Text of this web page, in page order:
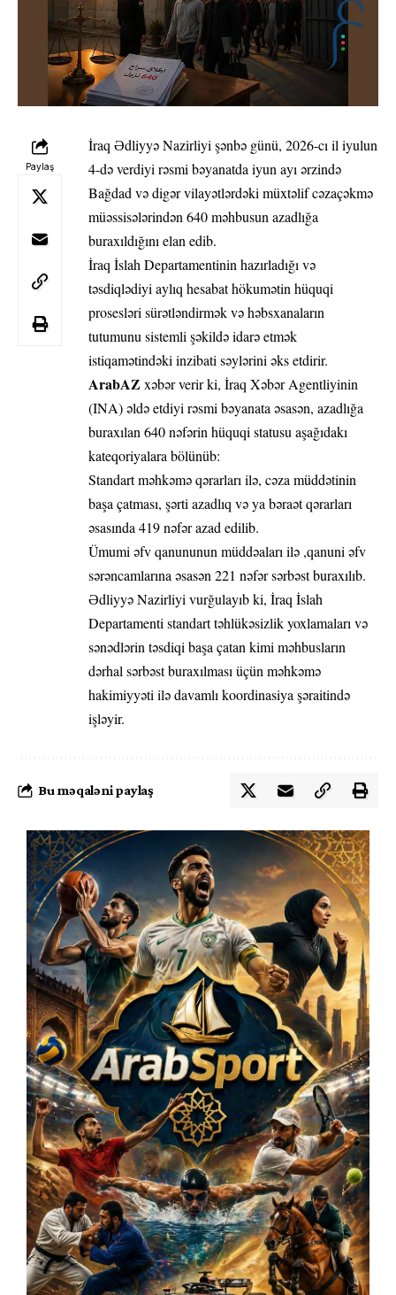
Paylaş
İraq Ədliyyə Nazirliyi şənbə günü, 2026-cı il iyulun
4-də verdiyi rəsmi bəyanatda iyun ayı ərzində
Bağdad və digər vilayətlərdəki müxtəlif cəzaçəkmə
müəssisələrindən 640 məhbusun azadlığa
buraxıldığını elan edib.
İraq İslah Departamentinin hazırladığı və
təsdiqlədiyi aylıq hesabat hökumətin hüquqi
prosesləri sürətləndirmək və həbsxanaların
tutumunu sistemli şəkildə idarə etmək
istiqamətindəki inzibati səylərini əks etdirir.
ArabAZ xəbər verir ki, İraq Xəbər Agentliyinin
(INA) əldə etdiyi rəsmi bəyanata əsasən, azadlığa
buraxılan 640 nəfərin hüquqi statusu aşağıdakı
kateqoriyalara bölünüb:
Standart məhkəmə qərarları ilə, cəza müddətinin
başa çatması, şərti azadlıq və ya bəraət qərarları
əsasında 419 nəfər azad edilib.
Ümumi əfv qanununun müddəaları ilə ,qanuni əfv
sərəncamlarına əsasən 221 nəfər sərbəst buraxılıb.
Ədliyyə Nazirliyi vurğulayıb ki, İraq İslah
Departamenti standart təhlükəsizlik yoxlamaları və
sənədlərin təsdiqi başa çatan kimi məhbusların
dərhal sərbəst buraxılması üçün məhkəmə
hakimiyyəti ilə davamlı koordinasiya şəraitində
işləyir.
Bu məqaləni paylaş